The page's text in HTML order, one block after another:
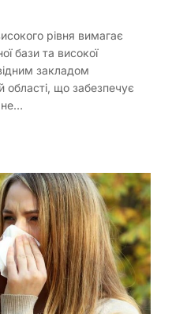
рівня вимагає
бази та високої
закладом
області, що забезпечує